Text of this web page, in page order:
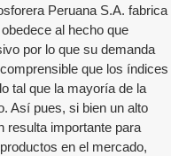
Peruana S.A. fabrica
al hecho que
por lo que su demanda
que los índices
tal que la mayoría de la
Así pues, si bien un alto
resulta importante para
en el mercado,